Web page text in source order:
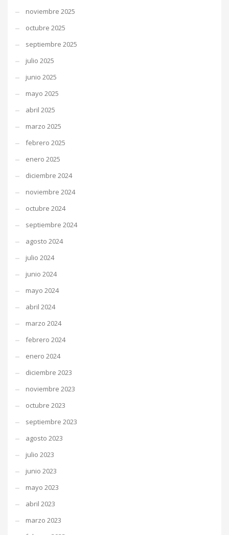
noviembre 2025
octubre 2025
septiembre 2025
julio 2025
junio 2025
mayo 2025
abril 2025
marzo 2025
febrero 2025
enero 2025
diciembre 2024
noviembre 2024
octubre 2024
septiembre 2024
agosto 2024
julio 2024
junio 2024
mayo 2024
abril 2024
marzo 2024
febrero 2024
enero 2024
diciembre 2023
noviembre 2023
octubre 2023
septiembre 2023
agosto 2023
julio 2023
junio 2023
mayo 2023
abril 2023
marzo 2023